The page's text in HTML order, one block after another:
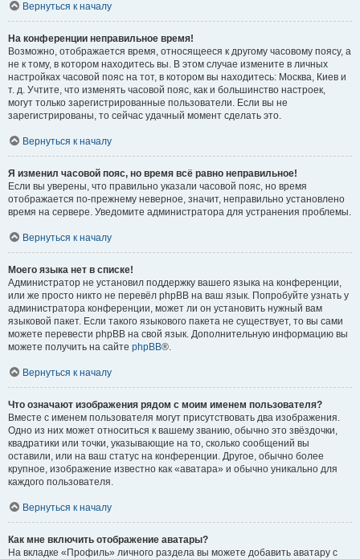
Вернуться к началу
На конференции неправильное время!
Возможно, отображается время, относящееся к другому часовому поясу, а
не к тому, в котором находитесь вы. В этом случае измените в личных
настройках часовой пояс на тот, в котором вы находитесь: Москва, Киев и
т. д. Учтите, что изменять часовой пояс, как и большинство настроек,
могут только зарегистрированные пользователи. Если вы не
зарегистрированы, то сейчас удачный момент сделать это.
Вернуться к началу
Я изменил часовой пояс, но время всё равно неправильное!
Если вы уверены, что правильно указали часовой пояс, но время
отображается по-прежнему неверное, значит, неправильно установлено
время на сервере. Уведомите администратора для устранения проблемы.
Вернуться к началу
Моего языка нет в списке!
Администратор не установил поддержку вашего языка на конференции,
или же просто никто не перевёл phpBB на ваш язык. Попробуйте узнать у
администратора конференции, может ли он установить нужный вам
языковой пакет. Если такого языкового пакета не существует, то вы сами
можете перевести phpBB на свой язык. Дополнительную информацию вы
можете получить на сайте phpBB®.
Вернуться к началу
Что означают изображения рядом с моим именем пользователя?
Вместе с именем пользователя могут присутствовать два изображения.
Одно из них может относиться к вашему званию, обычно это звёздочки,
квадратики или точки, указывающие на то, сколько сообщений вы
оставили, или на ваш статус на конференции. Другое, обычно более
крупное, изображение известно как «аватара» и обычно уникально для
каждого пользователя.
Вернуться к началу
Как мне включить отображение аватары?
На вкладке «Профиль» личного раздела вы можете добавить аватару с